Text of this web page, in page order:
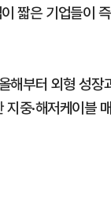
짧은 기업들이
해부터 외형 성장
중·해저케이블